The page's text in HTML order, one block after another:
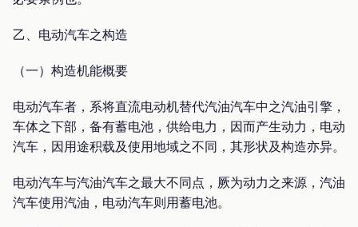
乙、电动汽车之构造
（一）构造机能概要
电动汽车者，系将直流电动机替代汽油汽车中之汽油引擎，
车体之下部，备有蓄电池，供给电力，因而产生动力，电动
汽车，因用途积载及使用地域之不同，其形状及构造亦异。
电动汽车与汽油汽车之最大不同点，厥为动力之来源，汽油
汽车使用汽油，电动汽车则用蓄电池。